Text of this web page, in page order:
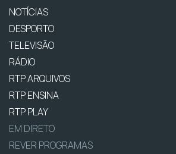
NOTÍCIAS
DESPORTO
TELEVISÃO
RÁDIO
RTP ARQUIVOS
RTP ENSINA
RTP PLAY
EM DIRETO
REVER PROGRAMAS